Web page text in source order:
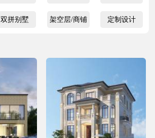
双拼别墅 架空层/商铺 定制设计